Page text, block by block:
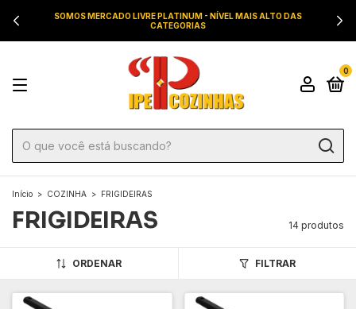
SOMOS MERCADO LIVRE PLATINUM - NÍVEL MAIS ALTO DAS
CATEGORIAS
0
Início > COZINHA > FRIGIDEIRAS
FRIGIDEIRAS 14 produtos
ORDENAR FILTRAR